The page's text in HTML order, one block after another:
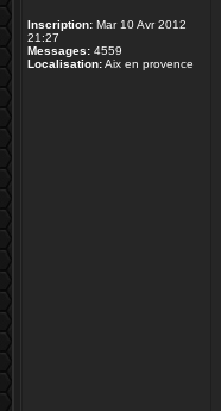
Inscription: Mar 10 Avr 2012
21:27
Messages: 4559
Localisation:Aix en provence